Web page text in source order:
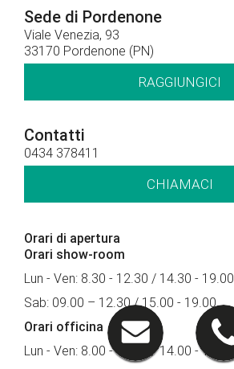
Sede di Pordenone
Viale Venezia, 93
33170 Pordenone (PN)
RAGGIUNGICI
Contatti
0434 378411
CHIAMACI
Orari di apertura
Orari show-room
Lun - Ven: 8.30 - 12.30 / 14.30 - 19.00
Sab: 09.00 – 12.30 / 15.00 - 19.00
Orari officina
Lun - Ven: 8.00 - 12.30 / 14.00 - 18.00